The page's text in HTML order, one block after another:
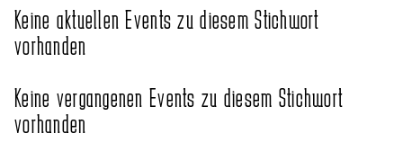
Keine aktuellen Events zu diesem Stichwort
vorhanden
Keine vergangenen Events zu diesem Stichwort
vorhanden